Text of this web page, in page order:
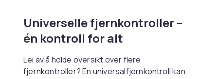
Universelle fjernkontroller –
én kontroll for alt
Lei av å holde oversikt over flere
fjernkontroller? En universalfjernkontroll kan